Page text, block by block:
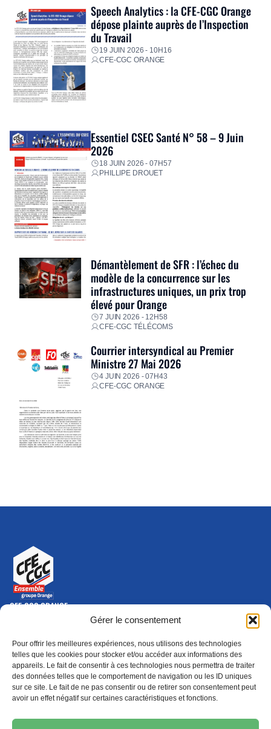
Gérer le consentement
Pour offrir les meilleures expériences, nous utilisons des technologies
telles que les cookies pour stocker et/ou accéder aux informations des
appareils. Le fait de consentir à ces technologies nous permettra de traiter
des données telles que le comportement de navigation ou les ID uniques
sur ce site. Le fait de ne pas consentir ou de retirer son consentement peut
avoir un effet négatif sur certaines caractéristiques et fonctions.
Speech Analytics : la CFE-CGC Orange
dépose plainte auprès de l’Inspection
du Travail
19 JUIN 2026 - 10H16
CFE-CGC ORANGE
Essentiel CSEC Santé N° 58 – 9 Juin
2026
18 JUIN 2026 - 07H57
PHILLIPE DROUET
Démantèlement de SFR : l’échec du
modèle de la concurrence sur les
infrastructures uniques, un prix trop
élevé pour Orange
7 JUIN 2026 - 12H58
CFE-CGC TÉLÉCOMS
Courrier intersyndical au Premier
Ministre 27 Mai 2026
4 JUIN 2026 - 07H43
CFE-CGC ORANGE
CFE-CGC ORANGE
10-12 rue Saint Amand, 75015 Paris Cedex 15
Nous contacter
01 46 79 28 74
S'ABONNER(NOUVELLE FENÊTRE)
ADHÉRER
Épargne
(nouvelle fenêtre) Formation
(nouvelle fenêtre)